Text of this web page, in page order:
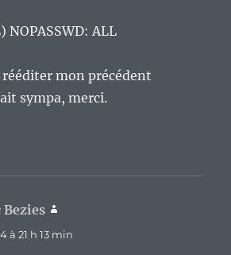
NOPASSWD: ALL
rééditer mon précédent
sympa, merci.
à 21 h 13 min